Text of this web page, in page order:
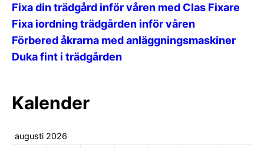
Fixa din trädgård inför våren med Clas Fixare
Fixa iordning trädgården inför våren
Förbered åkrarna med anläggningsmaskiner
Duka fint i trädgården
Kalender
augusti 2026